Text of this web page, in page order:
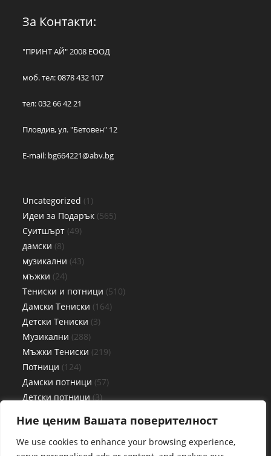
Ние ценим Вашата поверителност
We use cookies to enhance your browsing experience,
За Контакти:
"ПРИНТ АЙ" 2008 ЕООД
моб. тел: 0878 432 107
тел: 032 66 42 21
Пловдив, ул. "Бетовен" 12
E-mail: bg664221@abv.bg
Uncategorized 1
Идеи за Подарък 565
Суитшърт 49
дамски 8
музикални 43
мъжки 24
Тениски и потници 510
Дамски Тениски 164
Детски Тениски 3
Музикални 288
Мъжки Тениски 219
Потници 124
Дамски потници 57
Детски потници 3
Чаши 27